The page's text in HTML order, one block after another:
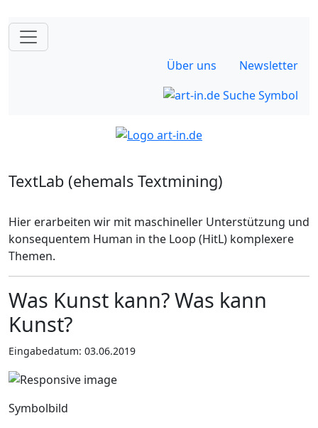
Über uns Newsletter
TextLab (ehemals Textmining)
Hier erarbeiten wir mit maschineller Unterstützung und
konsequentem Human in the Loop (HitL) komplexere
Themen.
Was Kunst kann? Was kann
Kunst?
Eingabedatum: 03.06.2019
Symbolbild